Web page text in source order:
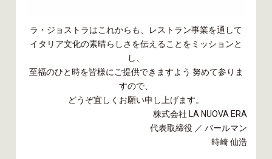
ラ・ジョストラはこれからも、レストラン事業を通して
イタリア文化の素晴らしさを伝えることをミッションと
し、
至福のひと時を皆様にご提供できますよう 努めて参りま
すので、
どうぞ宜しくお願い申し上げます。
株式会社 LA NUOVA ERA
代表取締役 ／ バールマン
時崎 仙浩